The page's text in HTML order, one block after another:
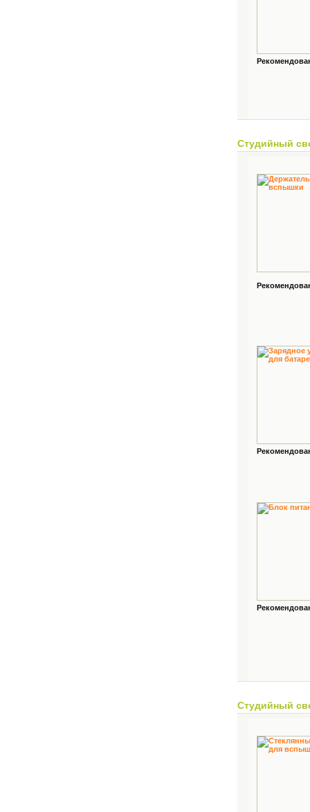
Студийный
Студийный